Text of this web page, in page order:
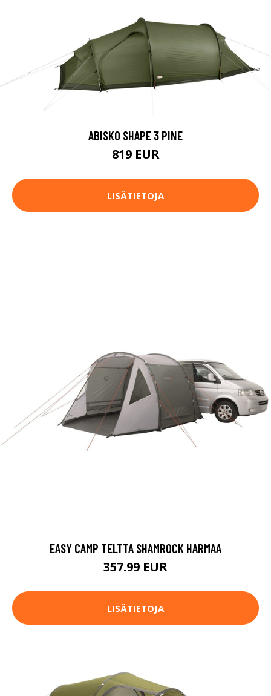
ABISKO SHAPE 3 PINE
819 EUR
LISÄTIETOJA
EASY CAMP TELTTA SHAMROCK HARMAA
357.99 EUR
LISÄTIETOJA